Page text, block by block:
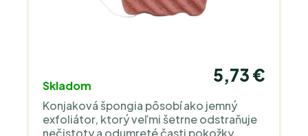
Skladom
5,73 €
Konjaková špongia pôsobí ako jemný
exfoliátor, ktorý veľmi šetrne odstraňuje